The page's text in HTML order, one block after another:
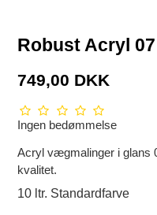
Robust Acryl
749,00 DKK
Ingen bedømmelse
Acryl vægmalinger i glans
kvalitet.
10 ltr. Standardfarve